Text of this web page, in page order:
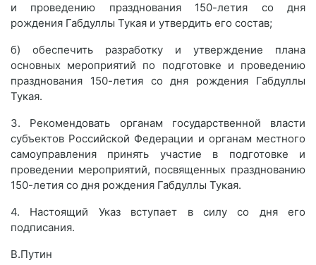
и проведению празднования 150-летия со дня
рождения Габдуллы Тукая и утвердить его состав;
б) обеспечить разработку и утверждение плана
основных мероприятий по подготовке и проведению
празднования 150-летия со дня рождения Габдуллы
Тукая.
3. Рекомендовать органам государственной власти
субъектов Российской Федерации и органам местного
самоуправления принять участие в подготовке и
проведении мероприятий, посвященных празднованию
150-летия со дня рождения Габдуллы Тукая.
4. Настоящий Указ вступает в силу со дня его
подписания.
В.Путин